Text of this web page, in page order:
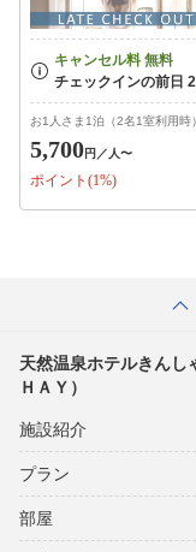
お1人さま1泊（2名1室利用時
5,700円 ／人〜
ポイント(1%)
天然温泉ホテルきん
ＨＡＹ）
施設紹介
プラン
部屋